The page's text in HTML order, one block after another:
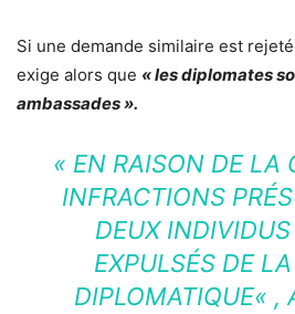
Si une demande similaire est
exige alors que « les diplomates
ambassades ».
« EN RAISON DE LA
INFRACTIONS
DEUX
EXPULSÉS DE
DIPLOMATIQUE« ,